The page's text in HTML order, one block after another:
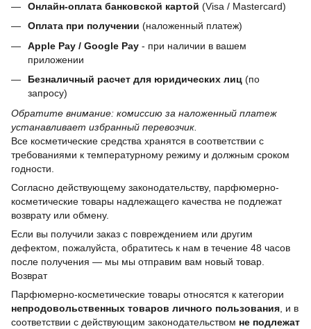
Онлайн-оплата банковской картой (Visa / Mastercard)
Оплата при получении (наложенный платеж)
Apple Pay / Google Pay - при наличии в вашем
приложении
Безналичный расчет для юридических лиц (по
запросу)
Обратите внимание: комиссию за наложенный платеж
устанавливает избранный перевозчик.
Все косметические средства хранятся в соответствии с
требованиями к температурному режиму и должным сроком
годности.
Согласно действующему законодательству, парфюмерно-
косметические товары надлежащего качества не подлежат
возврату или обмену.
Если вы получили заказ с повреждением или другим
дефектом, пожалуйста, обратитесь к нам в течение 48 часов
после получения — мы мы отправим вам новый товар.
Возврат
Парфюмерно-косметические товары относятся к категории
непродовольственных товаров личного пользования , и в
соответствии с действующим законодательством не подлежат